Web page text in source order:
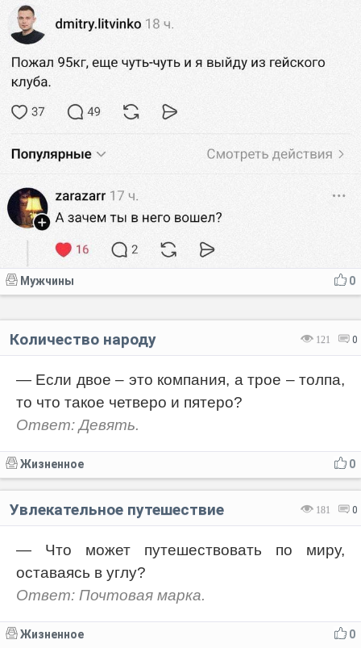
0
Мужчины
121 0
Количество народу
— Если двое – это компания, а трое – толпа,
то что такое четверо и пятеро?
Ответ: Девять.
0
Жизненное
181 0
Увлекательное путешествие
— Что может путешествовать по миру,
оставаясь в углу?
Ответ: Почтовая марка.
0
Жизненное